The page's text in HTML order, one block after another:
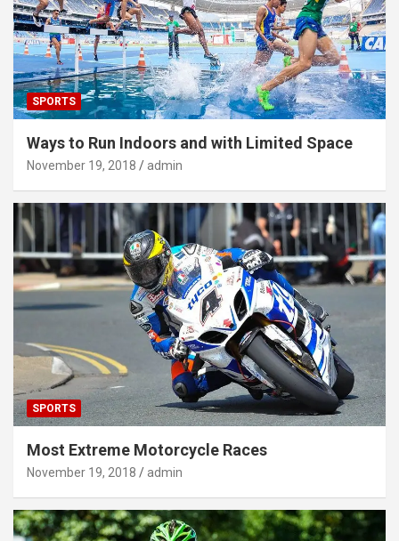
SPORTS
Ways to Run Indoors and with Limited Space
November 19, 2018 admin
SPORTS
Most Extreme Motorcycle Races
November 19, 2018 admin